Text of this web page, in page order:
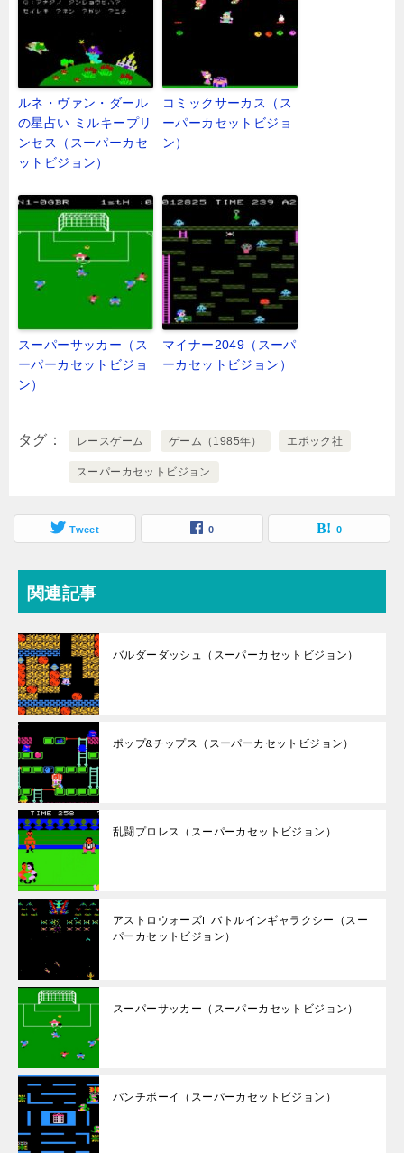
ルネ・ヴァン・ダール
の星占い ミルキープリ
ンセス（スーパーカセ
ットビジョン）
コミックサーカス（ス
ーパーカセットビジョ
ン）
スーパーサッカー（ス
ーパーカセットビジョ
ン）
マイナー2049（スーパ
ーカセットビジョン）
タグ レースゲーム ゲーム（1985年） エポック社
スーパーカセットビジョン
Tweet 0 0
関連記事
バルダーダッシュ（スーパーカセットビジョン）
ポップ&チップス（スーパーカセットビジョン）
乱闘プロレス（スーパーカセットビジョン）
アストロウォーズII バトルインギャラクシー（スー
パーカセットビジョン）
スーパーサッカー（スーパーカセットビジョン）
パンチボーイ（スーパーカセットビジョン）